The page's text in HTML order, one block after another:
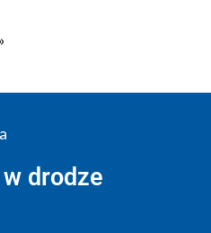
drodze